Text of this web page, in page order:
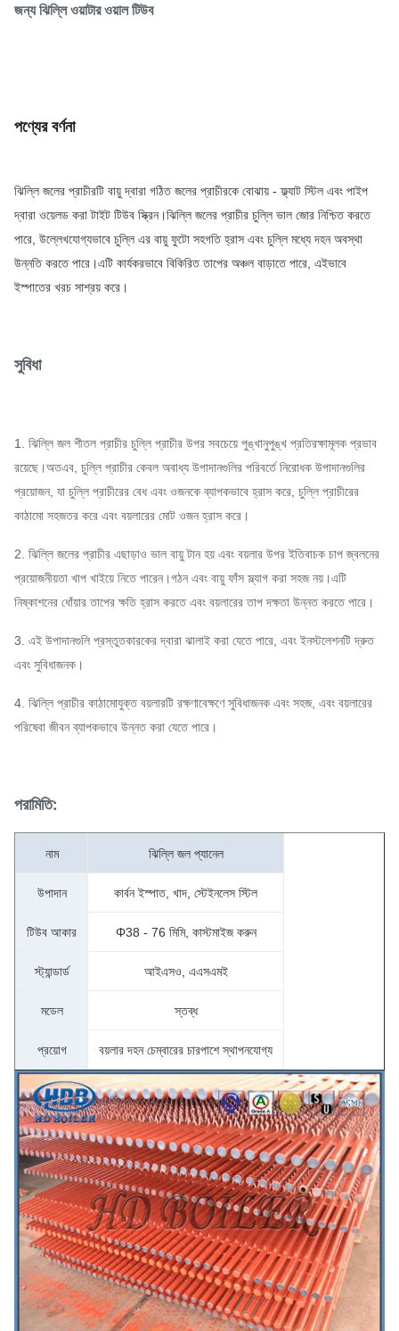
জন্য ঝিল্লি ওয়াটার ওয়াল টিউব
পণ্যের বর্ণনা
ঝিল্লি জলের প্রাচীরটি বায়ু দ্বারা গঠিত জলের প্রাচীরকে বোঝায় - ফ্ল্যাট স্টিল এবং পাইপ
দ্বারা ওয়েলড করা টাইট টিউব স্ক্রিন।ঝিল্লি জলের প্রাচীর চুল্লি ভাল জোর নিশ্চিত করতে
পারে, উল্লেখযোগ্যভাবে চুল্লি এর বায়ু ফুটো সহগতি হ্রাস এবং চুল্লি মধ্যে দহন অবস্থা
উন্নতি করতে পারে।এটি কার্যকরভাবে বিকিরিত তাপের অঞ্চল বাড়াতে পারে, এইভাবে
ইস্পাতের খরচ সাশ্রয় করে।
সুবিধা
1. ঝিল্লি জল শীতল প্রাচীর চুল্লি প্রাচীর উপর সবচেয়ে পুঙ্খানুপুঙ্খ প্রতিরক্ষামূলক প্রভাব
রয়েছে।অতএব, চুল্লি প্রাচীর কেবল অবাধ্য উপাদানগুলির পরিবর্তে নিরোধক উপাদানগুলির
প্রয়োজন, যা চুল্লি প্রাচীরের বেধ এবং ওজনকে ব্যাপকভাবে হ্রাস করে, চুল্লি প্রাচীরের
কাঠামো সহজতর করে এবং বয়লারের মোট ওজন হ্রাস করে।
2. ঝিল্লি জলের প্রাচীর এছাড়াও ভাল বায়ু টান হয় এবং বয়লার উপর ইতিবাচক চাপ জ্বলনের
প্রয়োজনীয়তা খাপ খাইয়ে নিতে পারেন।গঠন এবং বায়ু ফাঁস স্ল্যাগ করা সহজ নয়।এটি
নিষ্কাশনের ধোঁয়ার তাপের ক্ষতি হ্রাস করতে এবং বয়লারের তাপ দক্ষতা উন্নত করতে পারে।
3. এই উপাদানগুলি প্রস্তুতকারকের দ্বারা ঝালাই করা যেতে পারে, এবং ইনস্টলেশনটি দ্রুত
এবং সুবিধাজনক।
4. ঝিল্লি প্রাচীর কাঠামোযুক্ত বয়লারটি রক্ষণাবেক্ষণে সুবিধাজনক এবং সহজ, এবং বয়লারের
পরিষেবা জীবন ব্যাপকভাবে উন্নত করা যেতে পারে।
পরামিতি:
নাম ঝিল্লি জল প্যানেল
উপাদান কার্বন ইস্পাত, খাদ, স্টেইনলেস স্টিল
টিউব আকার Φ38 - 76 মিমি, কাস্টমাইজ করুন
স্ট্যান্ডার্ড আইএসও, এএসএমই
মডেল স্তব্ধ
প্রয়োগ বয়লার দহন চেম্বারের চারপাশে স্থাপনযোগ্য